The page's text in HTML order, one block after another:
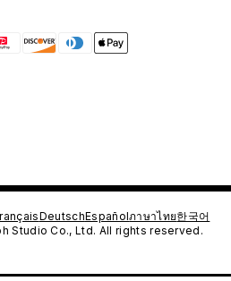
DeutschEspañolภาษาไทย한국어
Studio Co., Ltd. All rights reserved.